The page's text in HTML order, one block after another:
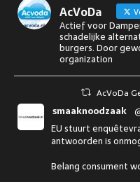
AcVoDa
Actief voor
schadelijke
burgers. Door
organization
AcVoDa
smaaknoodzaak
EU stuurt
antwoorden is
Belang consument